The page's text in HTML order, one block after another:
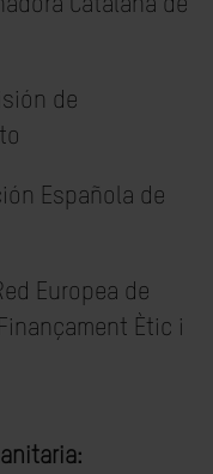
Catalana de
de
Española de
Europea de
Ètic i